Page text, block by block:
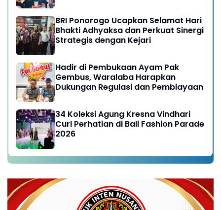
BRI Ponorogo Ucapkan Selamat Hari
Bhakti Adhyaksa dan Perkuat Sinergi
Strategis dengan Kejari
Hadir di Pembukaan Ayam Pak
Gembus, Waralaba Harapkan
Dukungan Regulasi dan Pembiayaan
34 Koleksi Agung Kresna Vindhari
CurI Perhatian di Bali Fashion Parade
2026